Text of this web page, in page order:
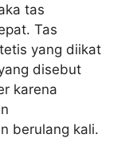
tas
Tas
yang diikat
disebut
karena
berulang kali.